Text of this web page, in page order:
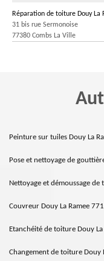
Réparation de toiture Douy La
31 bis rue Sermonoise
77380 Combs La Ville
Peinture sur tuiles Douy La
Pose et nettoyage de
Nettoyage et démoussage
Couvreur Douy La Ramee
Etanchéité de toiture Douy
Changement de toiture Douy